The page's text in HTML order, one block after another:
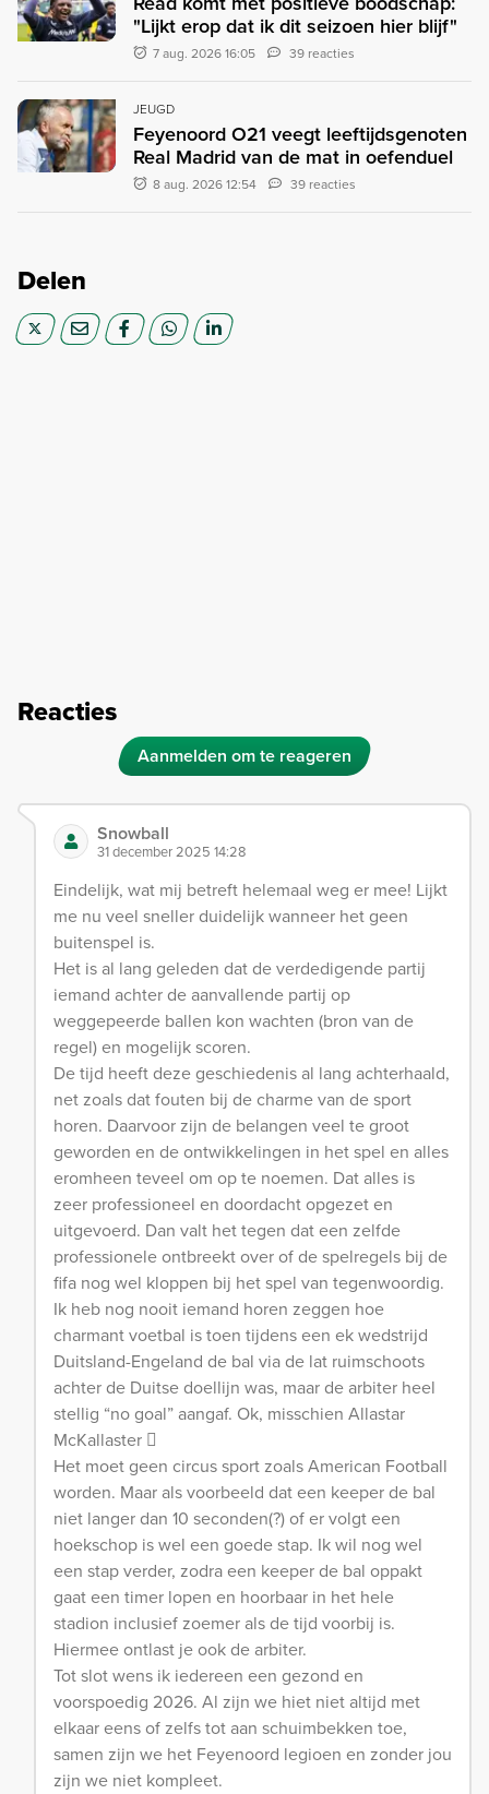
"Lijkt erop dat ik dit seizoen hier blijf"
7 aug. 2026 16:05 39 reacties
JEUGD
Feyenoord O21 veegt leeftijdsgenoten
Real Madrid van de mat in oefenduel
8 aug. 2026 12:54 39 reacties
Delen
Reacties
Aanmelden om te reageren
Snowball
31 december 2025 14:28
Eindelijk, wat mij betreft helemaal weg er mee! Lijkt
me nu veel sneller duidelijk wanneer het geen
buitenspel is.
Het is al lang geleden dat de verdedigende partij
iemand achter de aanvallende partij op
weggepeerde ballen kon wachten (bron van de
regel) en mogelijk scoren.
De tijd heeft deze geschiedenis al lang achterhaald,
net zoals dat fouten bij de charme van de sport
horen. Daarvoor zijn de belangen veel te groot
geworden en de ontwikkelingen in het spel en alles
eromheen teveel om op te noemen. Dat alles is
zeer professioneel en doordacht opgezet en
uitgevoerd. Dan valt het tegen dat een zelfde
professionele ontbreekt over of de spelregels bij de
fifa nog wel kloppen bij het spel van tegenwoordig.
Ik heb nog nooit iemand horen zeggen hoe
charmant voetbal is toen tijdens een ek wedstrijd
Duitsland-Engeland de bal via de lat ruimschoots
achter de Duitse doellijn was, maar de arbiter heel
stellig “no goal” aangaf. Ok, misschien Allastar
McKallaster 
Het moet geen circus sport zoals American Football
worden. Maar als voorbeeld dat een keeper de bal
niet langer dan 10 seconden(?) of er volgt een
hoekschop is wel een goede stap. Ik wil nog wel
een stap verder, zodra een keeper de bal oppakt
gaat een timer lopen en hoorbaar in het hele
stadion inclusief zoemer als de tijd voorbij is.
Hiermee ontlast je ook de arbiter.
Tot slot wens ik iedereen een gezond en
voorspoedig 2026. Al zijn we hiet niet altijd met
elkaar eens of zelfs tot aan schuimbekken toe,
samen zijn we het Feyenoord legioen en zonder jou
zijn we niet kompleet.